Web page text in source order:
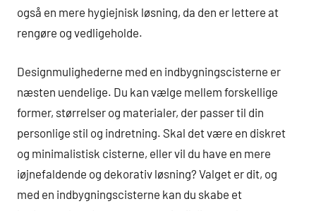
også en mere hygiejnisk løsning, da den er lettere at
rengøre og vedligeholde.
Designmulighederne med en indbygningscisterne er
næsten uendelige. Du kan vælge mellem forskellige
former, størrelser og materialer, der passer til din
personlige stil og indretning. Skal det være en diskret
og minimalistisk cisterne, eller vil du have en mere
iøjnefaldende og dekorativ løsning? Valget er dit, og
med en indbygningscisterne kan du skabe et